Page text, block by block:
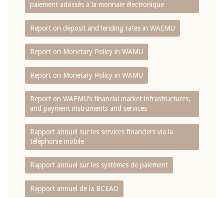
paiement adossés à la monnaie électronique
Report on deposit and lending rates in WAEMU
Report on Monetary Policy in WAMU
Report on Monetary Policy in WAMU
Report on WAEMU’s financial market infrastructures,
and payment instruments and services
Rapport annuel sur les services financiers via la
téléphonie mobile
Rapport annuel sur les systèmes de paiement
Rapport annuel de la BCEAO